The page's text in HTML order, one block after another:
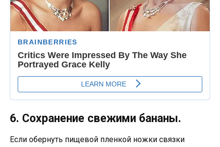
6. Сохранение свежими бананы.
Если обернуть пищевой пленкой ножки связки